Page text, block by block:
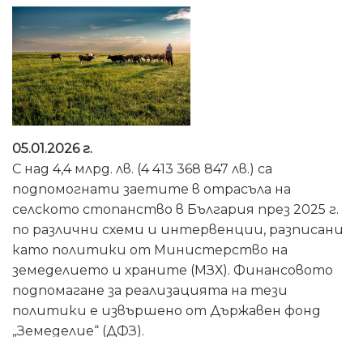
05.01.2026 г.
С над 4,4 млрд. лв. (4 413 368 847 лв.) са
подпомогнати заетите в отрасъла на
селското стопанство в България през 2025 г.
по различни схеми и интервенции, разписани
като политики от Министерство на
земеделието и храните (МЗХ). Финансовото
подпомагане за реализацията на тези
политики е извършено от Държавен фонд
„Земеделие“ (ДФЗ).